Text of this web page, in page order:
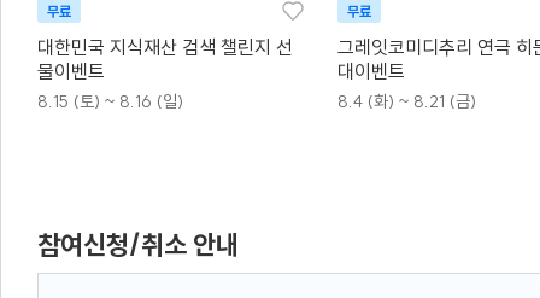
무료
대한민국 지식재산 검색 챌린지 선
물이벤트
8.15 (토) ~ 8.16 (일)
무료
그레잇코미디추리 연극 히
대이벤트
8.4 (화) ~ 8.21 (금)
참여신청/취소 안내